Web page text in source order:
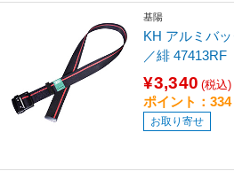
基陽
KH アルミバ
／緋 47413RF
¥3,340 (税込)
ポイント：334
お取り寄せ